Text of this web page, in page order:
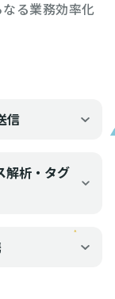
る業務効率化
信
解析・タグ